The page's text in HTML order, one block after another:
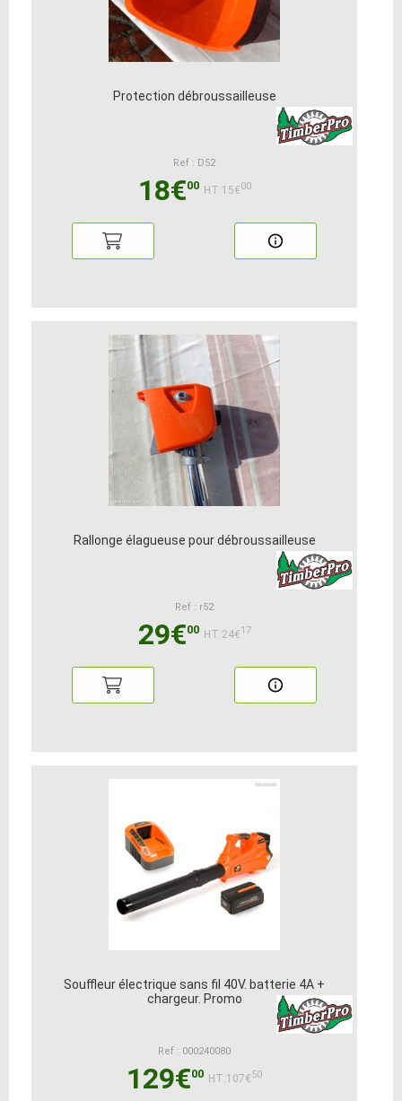
Protection débroussailleuse
Ref : D52
18€00 HT:15€00
Rallonge élagueuse pour débroussailleuse
Ref : r52
29€00 HT:24€17
Souffleur électrique sans fil 40V. batterie 4A +
chargeur. Promo
Ref : 000240080
129€00 HT:107€50